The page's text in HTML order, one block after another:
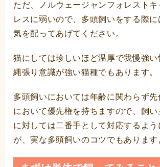
ただ、ノルウェージャンフォレストキ
レスに弱いので、多頭飼いをする際に
気を配ってあげてください。
猫にしては珍しいほど温厚で我慢強い
縄張り意識が強い猫種でもあります。
多頭飼いにおいては年齢に関わらず先
において優先権を持ちますので、飼
に対しては二番手として対応するよう
が、実な多頭飼いのコツでもあります